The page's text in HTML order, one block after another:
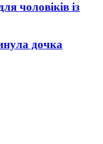
чоловіків із
дочка